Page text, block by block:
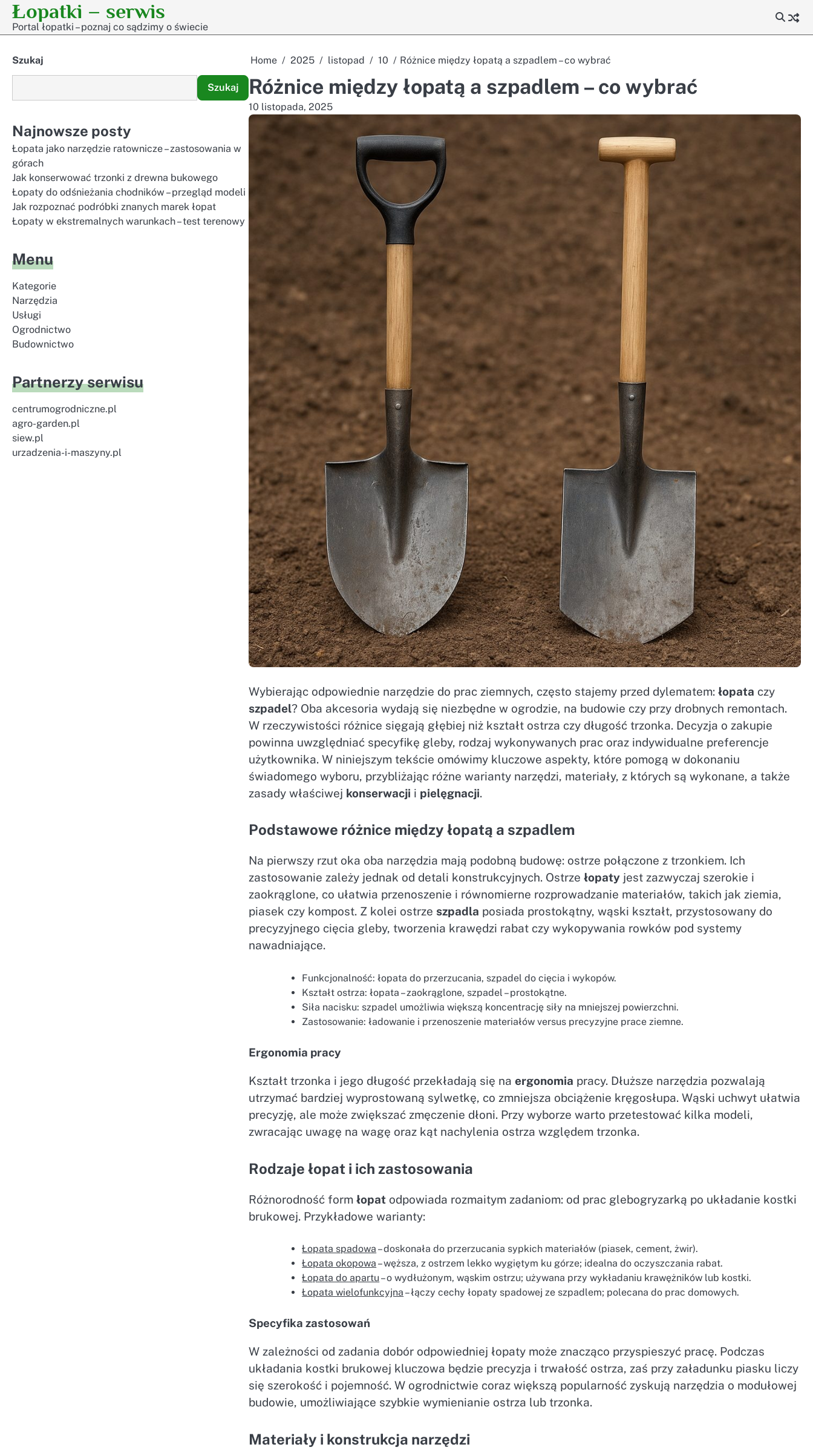
Skip
content
Łopatki – serwis
Portal łopatki – poznaj co sądzimy o świecie
Home 2025 listopad 10 Różnice między łopatą a szpadlem – co wybrać
Różnice między łopatą a szpadlem – co wybrać
10 listopada, 2025
Wybierając odpowiednie narzędzie do prac ziemnych, często stajemy przed dylematem:łopata czy
szpadel? Oba akcesoria wydają się niezbędne w ogrodzie, na budowie czy przy drobnych remontach.
W rzeczywistości różnice sięgają głębiej niż kształt ostrza czy długość trzonka. Decyzja o zakupie
powinna uwzględniać specyfikę gleby, rodzaj wykonywanych prac oraz indywidualne preferencje
użytkownika. W niniejszym tekście omówimy kluczowe aspekty, które pomogą w dokonaniu
świadomego wyboru, przybliżając różne warianty narzędzi, materiały, z których są wykonane, a także
zasady właściwej konserwacji i pielęgnacji.
Podstawowe różnice między łopatą a szpadlem
Na pierwszy rzut oka oba narzędzia mają podobną budowę: ostrze połączone z trzonkiem. Ich
zastosowanie zależy jednak od detali konstrukcyjnych. Ostrzełopaty jest zazwyczaj szerokie i
zaokrąglone, co ułatwia przenoszenie i równomierne rozprowadzanie materiałów, takich jak ziemia,
piasek czy kompost. Z kolei ostrze szpadla posiada prostokątny, wąski kształt, przystosowany do
precyzyjnego cięcia gleby, tworzenia krawędzi rabat czy wykopywania rowków pod systemy
nawadniające.
Funkcjonalność: łopata do przerzucania, szpadel do cięcia i wykopów.
Kształt ostrza: łopata – zaokrąglone, szpadel – prostokątne.
Siła nacisku: szpadel umożliwia większą koncentrację siły na mniejszej powierzchni.
Zastosowanie: ładowanie i przenoszenie materiałów versus precyzyjne prace ziemne.
Ergonomia pracy
Kształt trzonka i jego długość przekładają się naergonomia pracy. Dłuższe narzędzia pozwalają
utrzymać bardziej wyprostowaną sylwetkę, co zmniejsza obciążenie kręgosłupa. Wąski uchwyt ułatwia
precyzję, ale może zwiększać zmęczenie dłoni. Przy wyborze warto przetestować kilka modeli,
zwracając uwagę na wagę oraz kąt nachylenia ostrza względem trzonka.
Rodzaje łopat i ich zastosowania
Różnorodność formłopat odpowiada rozmaitym zadaniom: od prac glebogryzarką po układanie kostki
brukowej. Przykładowe warianty:
Łopata spadowa – doskonała do przerzucania sypkich materiałów (piasek, cement, żwir).
Łopata okopowa – węższa, z ostrzem lekko wygiętym ku górze; idealna do oczyszczania rabat.
Łopata do apartu – o wydłużonym, wąskim ostrzu; używana przy wykładaniu krawężników lub kostki.
Łopata wielofunkcyjna – łączy cechy łopaty spadowej ze szpadlem; polecana do prac domowych.
Specyfika zastosowań
W zależności od zadania dobór odpowiedniej łopaty może znacząco przyspieszyć pracę. Podczas
układania kostki brukowej kluczowa będzie precyzja i trwałość ostrza, zaś przy załadunku piasku liczy
się szerokość i pojemność. W ogrodnictwie coraz większą popularność zyskują narzędzia o modułowej
budowie, umożliwiające szybkie wymienianie ostrza lub trzonka.
Materiały i konstrukcja narzędzi
Szukaj
Szukaj
Najnowsze posty
Łopata jako narzędzie ratownicze – zastosowania w
górach
Jak konserwować trzonki z drewna bukowego
Łopaty do odśnieżania chodników – przegląd modeli
Jak rozpoznać podróbki znanych marek łopat
Łopaty w ekstremalnych warunkach – test terenowy
Menu
Kategorie
Narzędzia
Usługi
Ogrodnictwo
Budownictwo
Partnerzy serwisu
centrumogrodniczne.pl
agro-garden.pl
siew.pl
urzadzenia-i-maszyny.pl